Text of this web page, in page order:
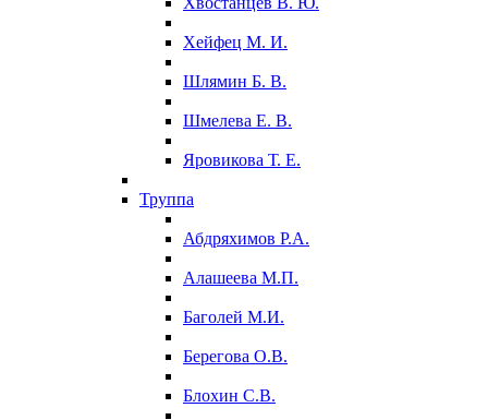
Хейфец М. И.
Шлямин Б. В.
Шмелева Е. В.
Яровикова Т. Е.
Труппа
Абдряхимов Р.А.
Алашеева М.П.
Баголей М.И.
Берегова О.В.
Блохин С.В.